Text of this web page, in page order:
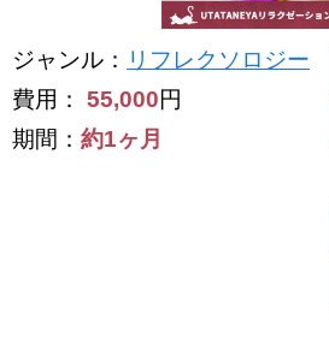
ジャンル ： リフレクソロジー
費用： 55,000円
期間： 約1ヶ月